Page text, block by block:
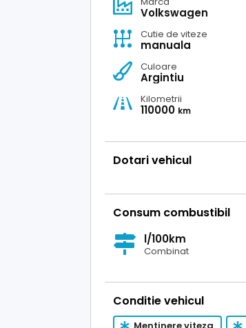
Volkswagen
Cutie de viteze
manuala
Culoare
Argintiu
Kilometrii
110000 km
Dotari vehicul
Consum combustibil
l/100km
Combinat
Conditie vehicul
Mentinere viteza